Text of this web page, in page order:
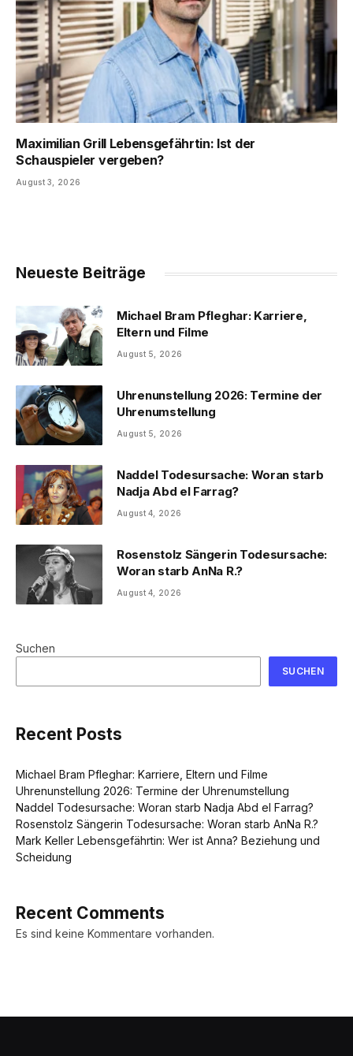
Maximilian Grill Lebensgefährtin: Ist der
Schauspieler vergeben?
August 3, 2026
Neueste Beiträge
Michael Bram Pfleghar: Karriere,
Eltern und Filme
August 5, 2026
Uhrenunstellung 2026: Termine der
Uhrenumstellung
August 5, 2026
Naddel Todesursache: Woran starb
Nadja Abd el Farrag?
August 4, 2026
Rosenstolz Sängerin Todesursache:
Woran starb AnNa R.?
August 4, 2026
Suchen
SUCHEN
Recent Posts
Michael Bram Pfleghar: Karriere, Eltern und Filme
Uhrenunstellung 2026: Termine der Uhrenumstellung
Naddel Todesursache: Woran starb Nadja Abd el Farrag?
Rosenstolz Sängerin Todesursache: Woran starb AnNa R.?
Mark Keller Lebensgefährtin: Wer ist Anna? Beziehung und
Scheidung
Recent Comments
Es sind keine Kommentare vorhanden.